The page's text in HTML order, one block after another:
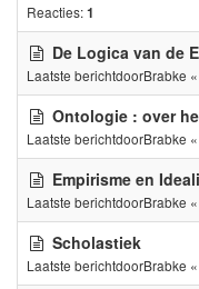
Reacties:1
De Logica van de
Laatste berichtdoorBrabke «
Ontologie : over
Laatste berichtdoorBrabke «
Empirisme en
Laatste berichtdoorBrabke «
Scholastiek
Laatste berichtdoorBrabke «